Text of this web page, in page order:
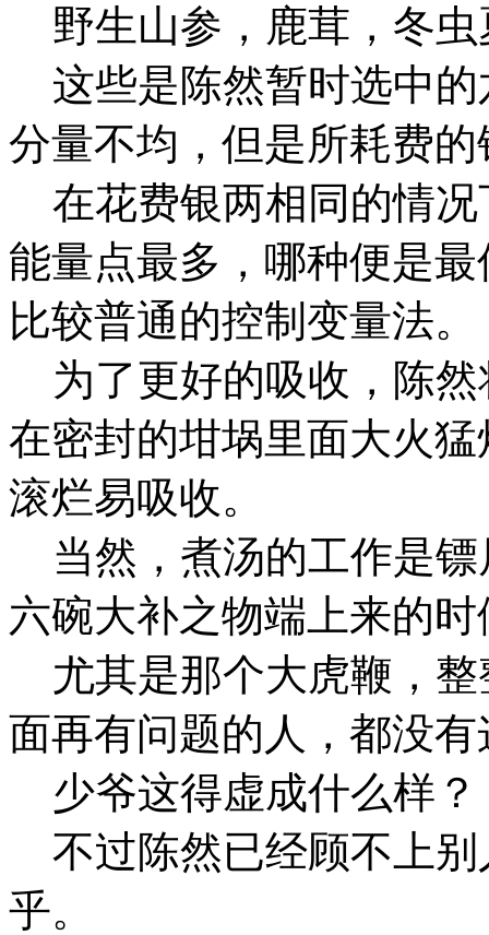
野生山参，鹿茸，冬虫
这些是陈然暂时选中的
分量不均，但是所耗费
在花费银两相同的情况
能量点最多，哪种便是
比较普通的控制变量法。
为了更好的吸收，陈然
在密封的坩埚里面大火
滚烂易吸收。
当然，煮汤的工作是镖
六碗大补之物端上来的
尤其是那个大虎鞭，整
面再有问题的人，都没
少爷这得虚成什么样？
不过陈然已经顾不上别
乎。